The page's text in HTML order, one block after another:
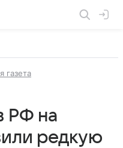
газета
РФ на
редкую